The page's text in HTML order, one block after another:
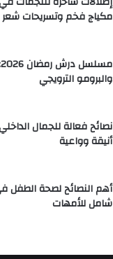
مكياج فخم وتسريحات شعر
والبرومو الترويجي
نصائح فعالة للجمال
أنيقة وواعية
أهم النصائح لصحة الطفل
شامل للأمهات